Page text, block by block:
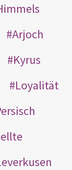
Arjoch
Kyrus
Loyalität